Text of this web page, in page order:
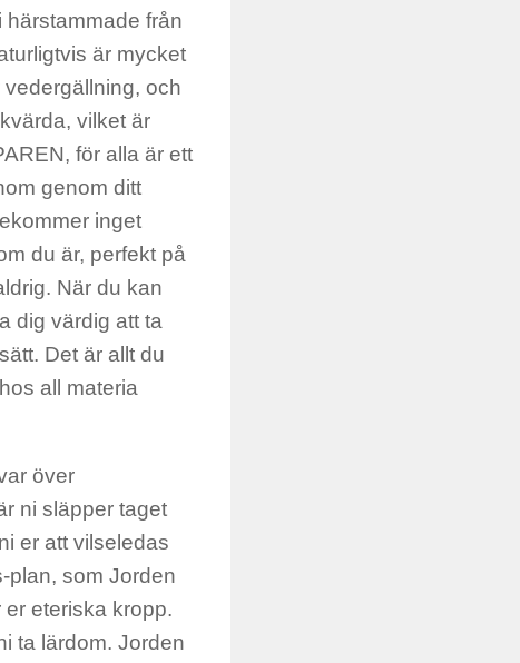
härstammade från
är mycket
och
vilket är
för alla är ett
genom ditt
inget
du är, perfekt på
När du kan
dig värdig att ta
Det är allt du
all materia
över
ni släpper taget
er att vilseledas
plan, som Jorden
er eteriska kropp.
ta lärdom. Jorden